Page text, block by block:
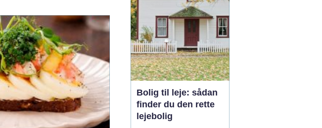
specialiteter fra lokale
slagtere og kre...
Bolig til leje: sådan
finder du den rette
lejebolig